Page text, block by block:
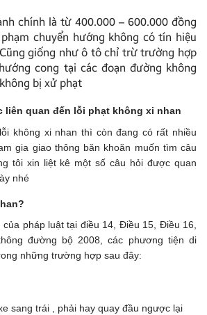
chính là từ 400.000 – 600.000 đồng
chuyển hướng không có tín hiệu
giống như ô tô chỉ trừ trường hợp
cong tại các đoạn đường không
bị xử phạt
liên quan đến lỗi phạt không xi nhan
không xi nhan thì còn đang có rất nhiều
gia giao thông băn khoăn muốn tìm câu
tôi xin liệt kê một số câu hỏi được quan
nhé
pháp luật tại điều 14, Điều 15, Điều 16,
đường bộ 2008, các phương tiện di
những trường hợp sau đây:
sang trái , phải hay quay đầu ngược lại